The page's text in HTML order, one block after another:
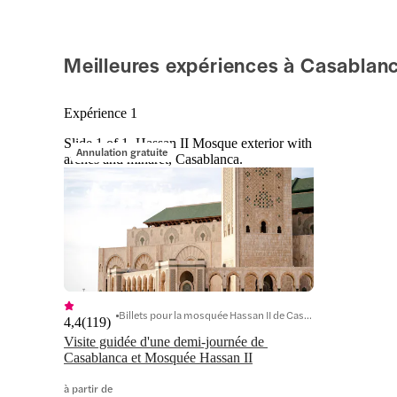
Meilleures expériences à
Expérience 1
Annulation gratuite
Slide 1 of 1, Hassan II Mosque exterior with
arches and minaret, Casablanca.
Visite guidée d'une demi-journée de
Casablanca et Mosquée Hassan II
4,4(119) Billets pour la mosquée Hassan II de Casablanca
à partir de